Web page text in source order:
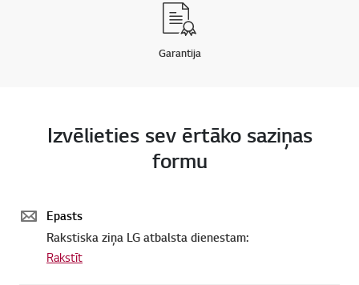
Garantija
Izvēlieties sev ērtāko saziņas
formu
Epasts
Rakstiska ziņa LG atbalsta dienestam:
Rakstīt